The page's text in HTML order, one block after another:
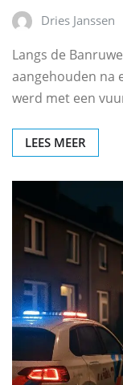
Dries Janssen
Langs de
aangehouden na
werd met een
LEES MEER